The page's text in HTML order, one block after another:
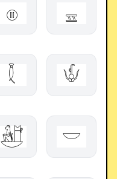
𓊕 𓈇
𓇜 𓄎
𓃼 𓎟